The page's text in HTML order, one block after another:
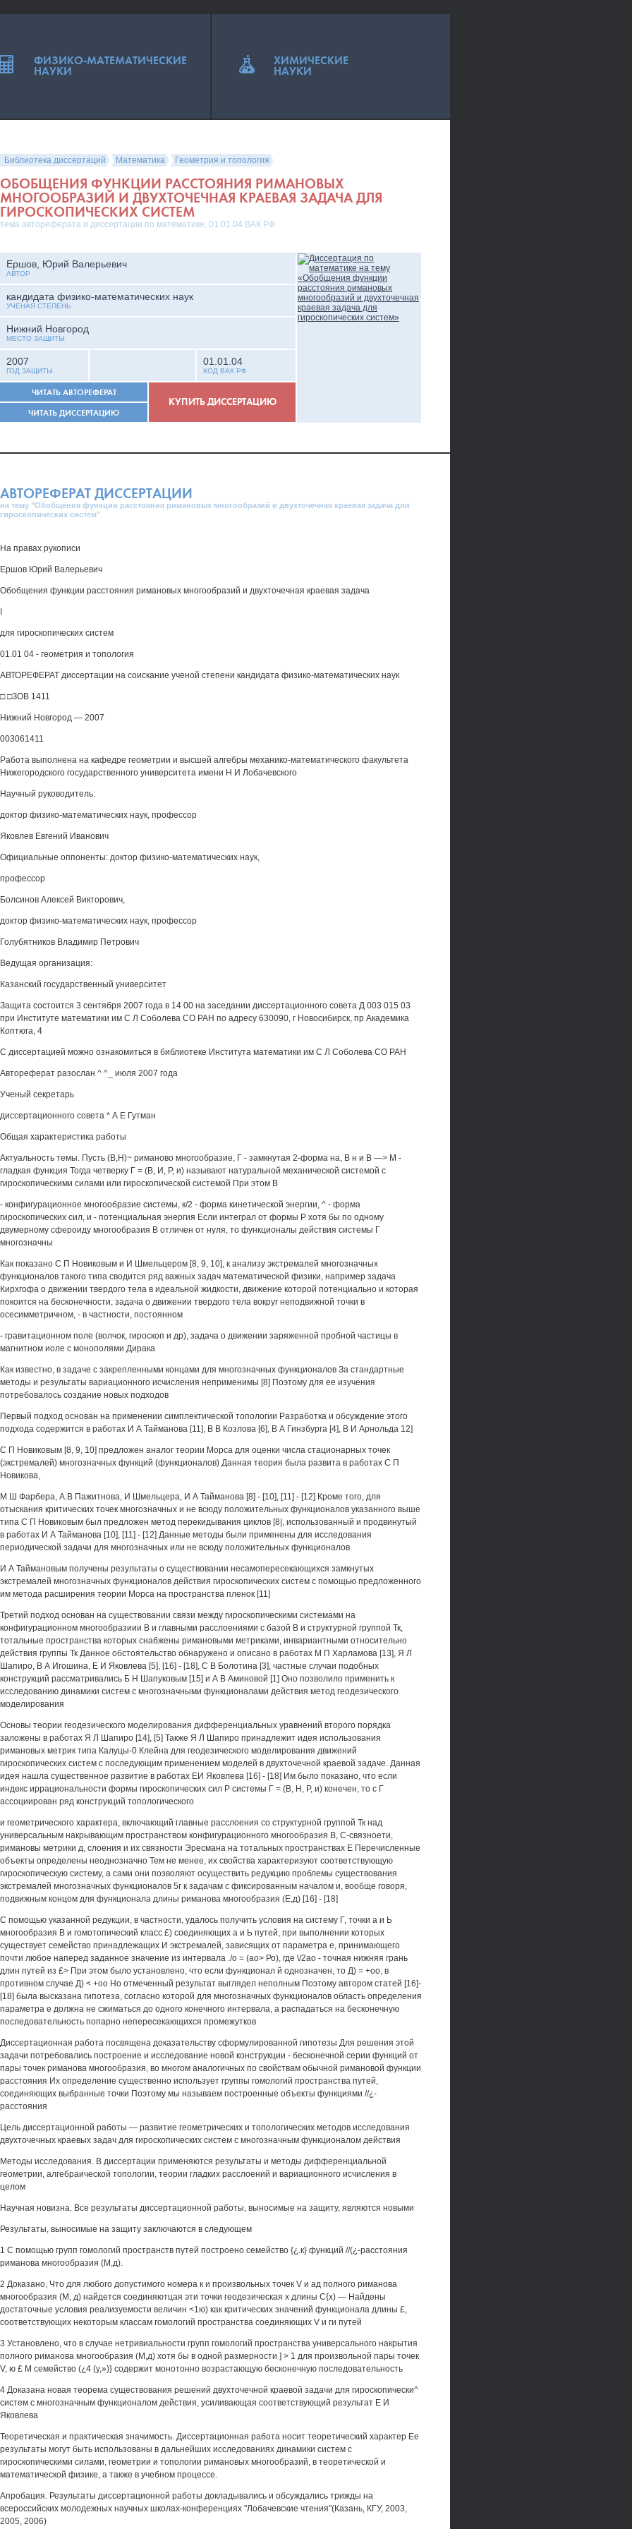
Библиотека диссертаций Математика Геометрия и топология
ОБОБЩЕНИЯ ФУНКЦИИ РАССТОЯНИЯ РИМАНОВЫХ
МНОГООБРАЗИЙ И ДВУХТОЧЕЧНАЯ КРАЕВАЯ ЗАДАЧА ДЛЯ
ГИРОСКОПИЧЕСКИХ СИСТЕМ
тема автореферата и диссертации по математике, 01.01.04 ВАК РФ
Ершов, Юрий Валерьевич
АВТОР
кандидата физико-математических наук
УЧЕНАЯ СТЕПЕНЬ
Нижний Новгород
МЕСТО ЗАЩИТЫ
2007
ГОД ЗАЩИТЫ
01.01.04
КОД ВАК РФ
ЧИТАТЬ АВТОРЕФЕРАТ
ЧИТАТЬ ДИССЕРТАЦИЮ
КУПИТЬ ДИССЕРТАЦИЮ
АВТОРЕФЕРАТ ДИССЕРТАЦИИ
на тему "Обобщения функции расстояния римановых многообразий и двухточечная краевая задача для
гироскопических систем"
На правах рукописи
Ершов Юрий Валерьевич
Обобщения функции расстояния римановых многообразий и двухточечная краевая задача
для гироскопических систем
01.01 04 - геометрия и топология
АВТОРЕФЕРАТ диссертации на соискание ученой степени кандидата физико-математических наук
□ □ЗОВ 1411
Нижний Новгород — 2007
003061411
Работа выполнена на кафедре геометрии и высшей алгебры механико-математического факультета
Нижегородского государственного университета имени Н И Лобачевского
Научный руководитель:
доктор физико-математических наук, профессор
Яковлев Евгений Иванович
Официальные оппоненты: доктор физико-математических наук,
профессор
Болсинов Алексей Викторович,
доктор физико-математических наук, профессор
Голубятников Владимир Петрович
Ведущая организация:
Казанский государственный университет
Защита состоится 3 сентября 2007 года в 14 00 на заседании диссертационного совета Д 003 015 03
при Институте математики им С Л Соболева СО РАН по адресу 630090, г Новосибирск, пр Академика
Коптюга, 4
С диссертацией можно ознакомиться в библиотеке Института математики им С Л Соболева СО РАН
Автореферат разослан ^ ^_ июля 2007 года
Ученый секретарь
диссертационного совета * А Е Гутман
Общая характеристика работы
Актуальность темы. Пусть (В,Н)~ риманово многообразие, Г - замкнутая 2-форма на, В н и В —> М -
гладкая функция Тогда четверку Г = (В, И, Р, и) называют натуральной механической системой с
гироскопическими силами или гироскопической системой При этом В
- конфигурационное многообразие системы, к/2 - форма кинетической энергии, ^ - форма
гироскопических сил, и - потенциальная энергия Если интеграл от формы Р хотя бы по одному
двумерному сфероиду многообразия В отличен от нуля, то функционалы действия системы Г
многозначны
Как показано С П Новиковым и И Шмельцером [8, 9, 10], к анализу экстремалей многозначных
функционалов такого типа сводится ряд важных задач математической физики, например задача
Кирхгофа о движении твердого тела в идеальной жидкости, движение которой потенциально и которая
покоится на бесконечности, задача о движении твердого тела вокруг неподвижной точки в
осесимметричном, - в частности, постоянном
- гравитационном поле (волчок, гироскоп и др), задача о движении заряженной пробной частицы в
магнитном иоле с монополями Дирака
Как известно, в задаче с закрепленными концами для многозначных функционалов За стандартные
методы и результаты вариационного исчисления неприменимы [8] Поэтому для ее изучения
потребовалось создание новых подходов
Первый подход основан на применении симплектической топологии Разработка и обсуждение этого
подхода содержится в работах И А Тайманова [11], В В Козлова [6], В А Гинзбурга [4], В И Арнольда 12]
С П Новиковым [8, 9, 10] предложен аналог теории Морса для оценки числа стационарных точек
(экстремалей) многозначных функций (функционалов) Данная теория была развита в работах С П
Новикова,
М Ш Фарбера, А.В Пажитнова, И Шмельцера, И А Тайманова [8] - [10], [11] - [12] Кроме того, для
отыскания критических точек многозначных и не всюду положительных функционалов указанного выше
типа С П Новиковым был предложен метод перекидывания циклов [8|, использованный и продвинутый
в работах И А Тайманова [10], [11] - [12] Данные методы были применены для исследования
периодической задачи для многозначных или не всюду положительных функционалов
И А Таймановым получены результаты о существовании несамопересекающихся замкнутых
экстремалей многозначных функционалов действия гироскопических систем с помощью предложенного
им метода расширения теории Морса на пространства пленок [11]
Третий подход основан на существовании связи между гироскопическими системами на
конфигурационном многообразиии В и главными расслоениями с базой В и структурной группой Тк,
тотальные пространства которых снабжены римановыми метриками, инвариантными относительно
действия группы Тк Данное обстоятельство обнаружено и описано в работах М П Харламова [13], Я Л
Шапиро, В А Игошина, Е И Яковлева [5], [16] - [18], С В Болотина [3], частные случаи подобных
конструкций рассматривались Б Н Шапуковым [15] и А В Аминовой [1] Оно позволило применить к
исследованию динамики систем с многозначными функционалами действия метод геодезического
моделирования
Основы теории геодезического моделирования дифференциальных уравнений второго порядка
заложены в работах Я Л Шапиро [14], [5] Также Я Л Шапиро принадлежит идея использования
римановых метрик типа Калуцы-0 Клейна для геодезического моделирования движений
гироскопических систем с последующим применением моделей в двухточечной краевой задаче. Данная
идея нашла существенное развитие в работах ЕИ Яковлева [16] - [18] Им было показано, что если
индекс иррациональности формы гироскопических сил Р системы Г = (В, Н, Р, и) конечен, то с Г
ассоциирован ряд конструкций топологического
и геометрического характера, включающий главные расслоения со структурной группой Тк над
универсальным накрывающим пространством конфигурационного многообразия В, С-связноети,
римановы метрики д, слоения и их связности Эресмана на тотальных пространствах Е Перечисленные
объекты определены неоднозначно Тем не менее, их свойства характеризуют соответствующую
гироскопическую систему, а сами они позволяют осуществить редукцию проблемы существования
экстремалей многозначных функционалов 5г к задачам с фиксированным началом и, вообще говоря,
подвижным концом для функционала длины риманова многообразия (Е,д) [16] - [18]
С помощью указанной редукции, в частности, удалось получить условия на систему Г, точки а и Ь
многообразия В и гомотопический класс £) соединяющих а и Ь путей, при выполнении которых
существует семейство принадлежащих И экстремалей, зависящих от параметра е, принимающего
почти любое наперед заданное значение из интервала ./о = (ао> Ро), где \/2ао - точная нижняя грань
длин путей из £> При этом было установлено, что если функционал й однозначен, то Д) = +оо, в
противном случае Д) < +оо Но отмеченный результат выглядел неполным Поэтому автором статей [16]-
[18] была высказана гипотеза, согласно которой для многозначных функционалов область определения
параметра е должна не сжиматься до одного конечного интервала, а распадаться на бесконечную
последовательность попарно непересекающихся промежутков
Диссертационная работа посвящена доказательству сформулированной гипотезы Для решения этой
задачи потребовались построение и исследование новой конструкции - бесконечной серии функций от
пары точек риманова многообразия, во многом аналогичных по свойствам обычной римановой функции
расстояния Их определение существенно использует группы гомологий пространства путей,
соединяющих выбранные точки Поэтому мы называем построенные объекты функциями //¿-
расстояния
Цель диссертационной работы — развитие геометрических и топологических методов исследования
двухточечных краевых задач для гироскопических систем с многозначным функционалом действия
Методы исследования. В диссертации применяются результаты и методы дифференциальной
геометрии, алгебраической топологии, теории гладких расслоений и вариационного исчисления в
целом
Научная новизна. Все результаты диссертационной работы, выносимые на защиту, являются новыми
Результаты, выносимые на защиту заключаются в следующем
1 С помощью групп гомологий пространств путей построено семейство {¿.к} функций //(¿-расстояния
риманова многообразия (М,д).
2 Доказано, Что для любого допустимого номера к и произвольных точек V и ад полного риманова
многообразия (М, д) найдется соединяютцая эти точки геодезическая х длины С{х) — Найдены
достаточные условия реализуемости величин <1ю) как критических значений функционала длины £,
соответствующих некоторым классам гомологий пространства соединяющих V и ги путей
3 Установлено, что в случае нетривиальности групп гомологий пространства универсального накрытия
полного риманова многообразия (М,д) хотя бы в одной размерности ] > 1 для произвольной пары точек
V, ю £ М семейство (¿4 (у,»)} содержит монотонно возрастающую бесконечную последовательность
4 Доказана новая теорема существования решений двухточечной краевой задачи для гироскопически^
систем с многозначным функционалом действия, усиливающая соответствующий результат Е И
Яковлева
Теоретическая и практическая значимость. Диссертационная работа носит теоретический характер Ее
результаты могут быть использованы в дальнейших исследованиях динамики систем с
гироскопическими силами, геометрии и топологии римановых многообразий, в теоретической и
математической физике, а также в учебном процессе.
Апробация. Результаты диссертационной работы докладывались и обсуждались трижды на
всероссийских молодежных научных школах-конференциях "Лобачевские чтения"(Казань, КГУ, 2003,
2005, 2006)
ФИЗИКО-МАТЕМАТИЧЕСКИЕ
НАУКИ
ХИМИЧЕСКИЕ
НАУКИ